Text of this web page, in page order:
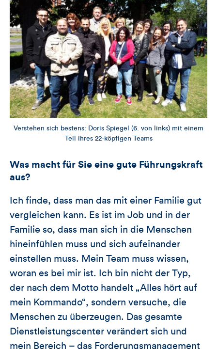
Verstehen sich bestens: Doris Spiegel (6. von links) mit einem
Teil ihres 22-köpfigen Teams
Was macht für Sie eine gute Führungskraft
aus?
Ich finde, dass man das mit einer Familie gut
vergleichen kann. Es ist im Job und in der
Familie so, dass man sich in die Menschen
hineinfühlen muss und sich aufeinander
einstellen muss. Mein Team muss wissen,
woran es bei mir ist. Ich bin nicht der Typ,
der nach dem Motto handelt „Alles hört auf
mein Kommando“, sondern versuche, die
Menschen zu überzeugen. Das gesamte
Dienstleistungscenter verändert sich und
mein Bereich – das Forderungsmanagement